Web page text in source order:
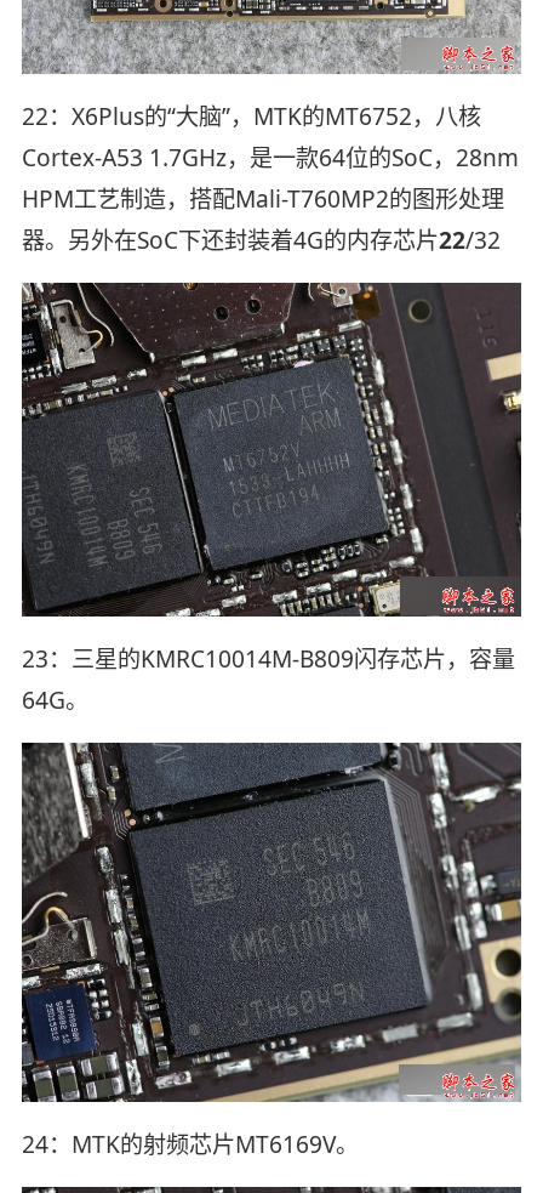
22：X6Plus的“大脑”，MTK的MT6752，八核
Cortex-A53 1.7GHz，是一款64位的SoC，28nm
HPM工艺制造，搭配Mali-T760MP2的图形处理
器。另外在SoC下还封装着4G的内存芯片22/32
23：三星的KMRC10014M-B809闪存芯片，容量
64G。
24：MTK的射频芯片MT6169V。